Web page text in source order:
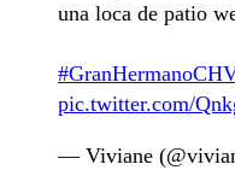
una loca de patio
pic.twitter.com/
— Viviane